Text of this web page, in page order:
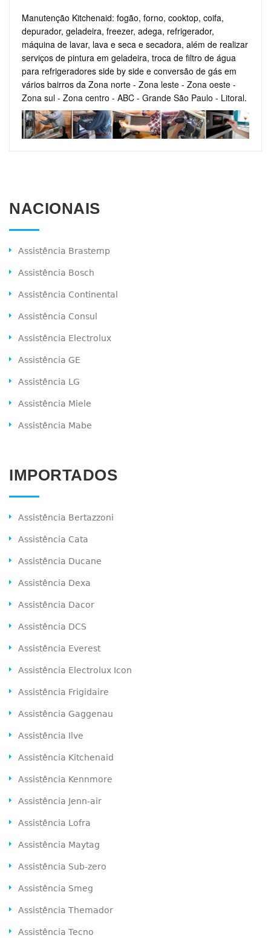
Manutenção Kitchenaid: fogão, forno, cooktop, coifa,
depurador, geladeira, freezer, adega, refrigerador,
máquina de lavar, lava e seca e secadora, além de realizar
serviços de pintura em geladeira, troca de filtro de água
para refrigeradores side by side e conversão de gás em
vários bairros da Zona norte - Zona leste - Zona oeste -
Zona sul - Zona centro - ABC - Grande São Paulo - Litoral.
NACIONAIS
Assistência Brastemp
Assistência Bosch
Assistência Continental
Assistência Consul
Assistência Electrolux
Assistência GE
Assistência LG
Assistência Miele
Assistência Mabe
IMPORTADOS
Assistência Bertazzoni
Assistência Cata
Assistência Ducane
Assistência Dexa
Assistência Dacor
Assistência DCS
Assistência Everest
Assistência Electrolux Icon
Assistência Frigidaire
Assistência Gaggenau
Assistência Ilve
Assistência Kitchenaid
Assistência Kennmore
Assistência Jenn-air
Assistência Lofra
Assistência Maytag
Assistência Sub-zero
Assistência Smeg
Assistência Themador
Assistência Tecno